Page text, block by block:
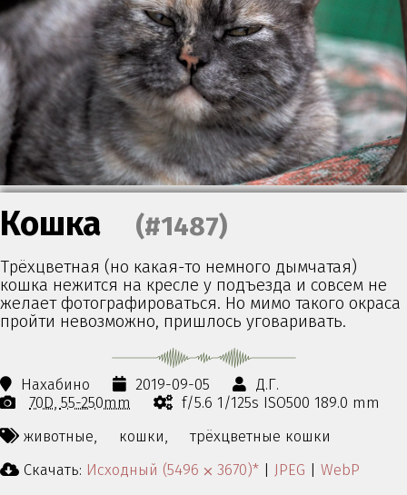
Кошка (#1487)
Трёхцветная (но какая-то немного дымчатая)
кошка нежится на кресле у подъезда и совсем не
желает фотографироваться. Но мимо такого окраса
пройти невозможно, пришлось уговаривать.
Нахабино 2019-09-05
Д.Г.
70D 55-250mm
f/5.6 1/125s ISO500 189.0 mm
животные,
кошки,
трёхцветные кошки
Скачать: Исходный (5496 ⨉ 3670)* | JPEG | WebP